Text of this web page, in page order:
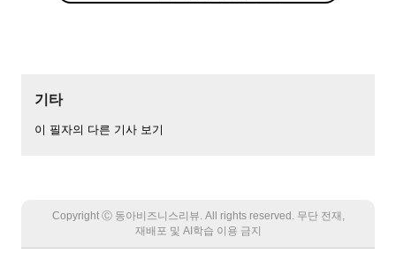
기타
이 필자의 다른 기사 보기
Copyright Ⓒ 동아비즈니스리뷰. All rights reserved. 무단 전재,
재배포 및 AI학습 이용 금지